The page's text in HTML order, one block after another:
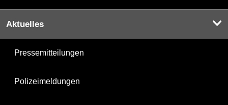
Aktuelles
Pressemitteilungen
Polizeimeldungen